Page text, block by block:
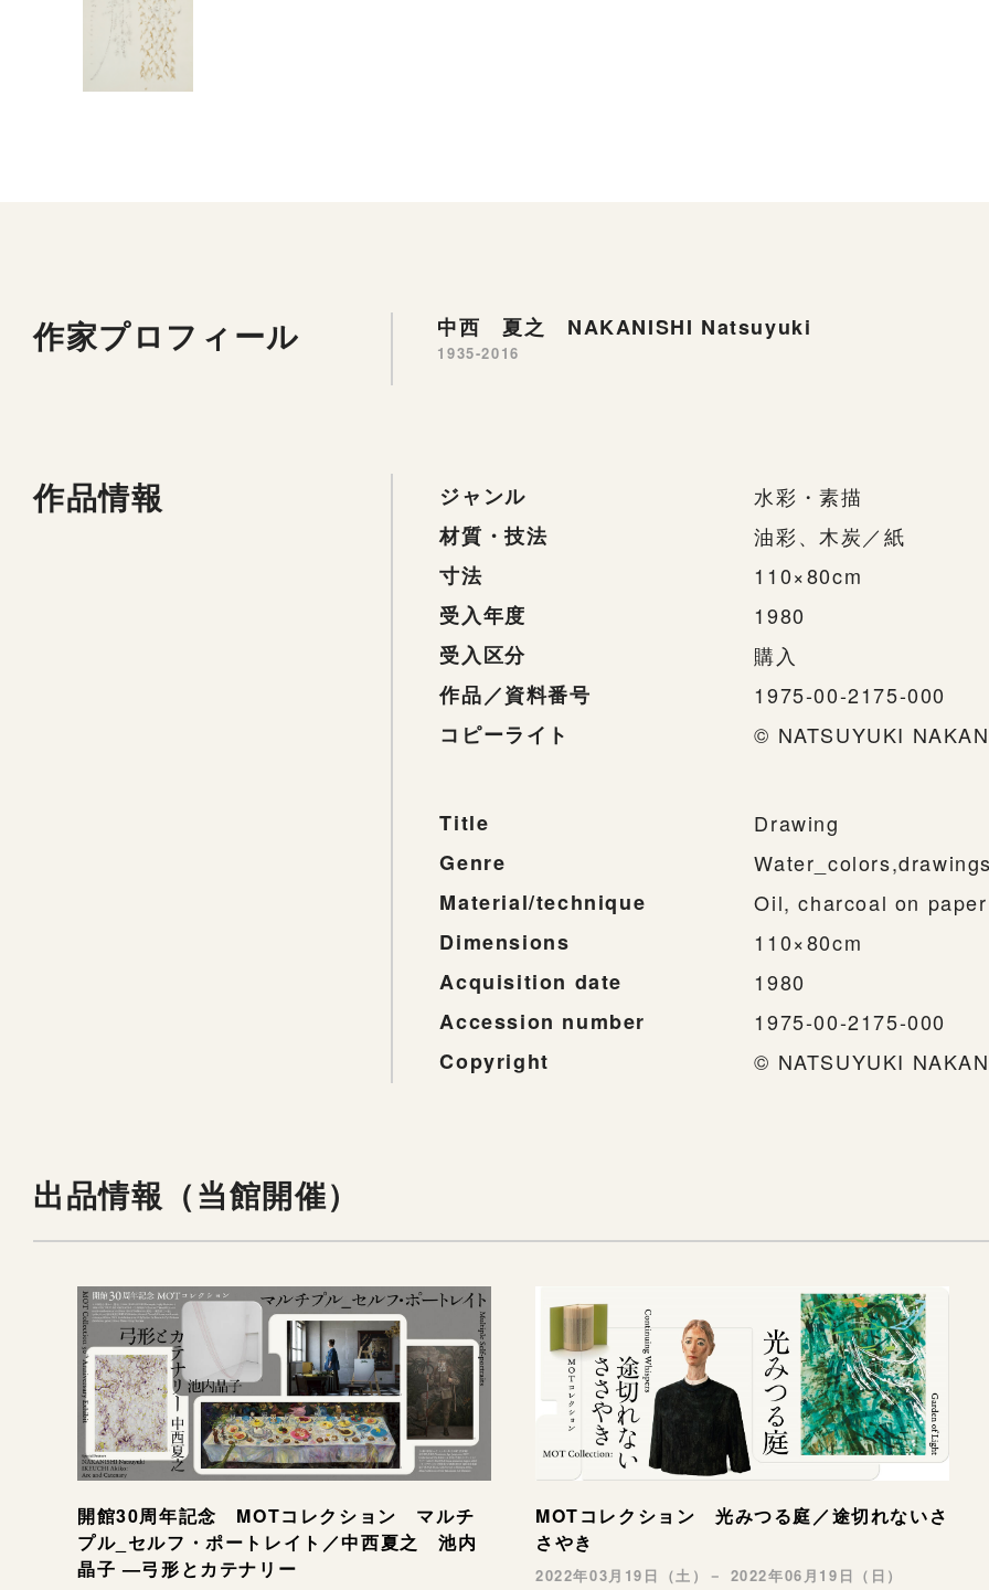
作家プロフィール 中西 夏之 NAKANISHI Natsuyuki
1935-2016
作品情報 ジャンル
水彩・素描
材質・技法
油彩、木炭／紙
寸法
110×80cm
受入年度
1980
受入区分
購入
作品／資料番号
1975-00-2175-000
コピーライト
© NATSUYUKI
Title
Drawing
Genre
Material/technique
Oil, charcoal on paper
Dimensions
110×80cm
Acquisition date
1980
Accession number
1975-00-2175-000
Copyright
© NATSUYUKI
出品情報（当館開催）
開館30周年記念 MOTコレクション マルチ
プル_セルフ・ポートレイト／中西夏之 池内
晶子 —弓形とカテナリー
MOTコレクション 光みつる庭／途切れないさ
さやき
2022年03月19日（土）－ 2022年06月19日（日）